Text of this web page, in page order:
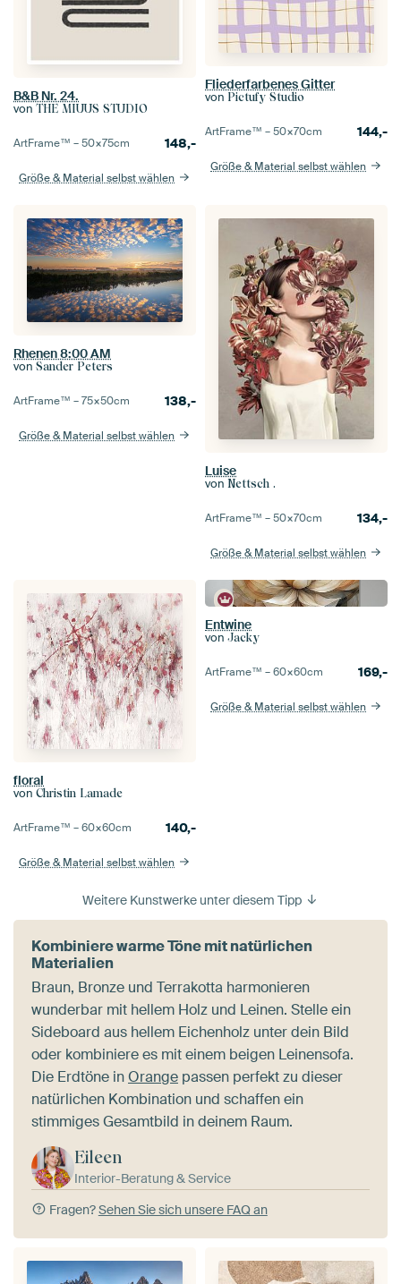
B&B Nr. 24.
von THE MIUUS STUDIO
ArtFrame™ –50×75cm 148,-
Größe & Material selbst wählen
Fliederfarbenes Gitter
von Pictufy Studio
ArtFrame™ –50×70cm 144,-
Größe & Material selbst wählen
Rhenen 8:00 AM
von Sander Peters
ArtFrame™ –75×50cm 138,-
Größe & Material selbst wählen
Luise
von Nettsch .
ArtFrame™ –50×70cm 134,-
Größe & Material selbst wählen
floral
von Christin Lamade
ArtFrame™ –60×60cm 140,-
Größe & Material selbst wählen
Entwine
von Jacky
ArtFrame™ –60×60cm 169,-
Größe & Material selbst wählen
Weitere Kunstwerke unter diesem Tipp
Kombiniere warme Töne mit natürlichen
Materialien
Braun, Bronze und Terrakotta harmonieren
wunderbar mit hellem Holz und Leinen. Stelle ein
Sideboard aus hellem Eichenholz unter dein Bild
oder kombiniere es mit einem beigen Leinensofa.
Die Erdtöne inOrange passen perfekt zu dieser
natürlichen Kombination und schaffen ein
stimmiges Gesamtbild in deinem Raum.
Eileen
Interior-Beratung & Service
Fragen?Sehen Sie sich unsere FAQ an